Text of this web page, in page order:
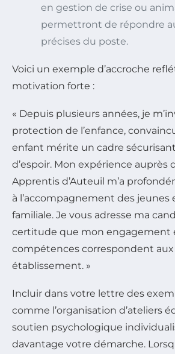
en gestion de crise ou
permettront de répondre
précises du poste.
Voici un exemple d’accroche
motivation forte :
« Depuis plusieurs années, je
protection de l’enfance,
enfant mérite un cadre
d’espoir. Mon expérience auprès
Apprentis d’Auteuil m’a
à l’accompagnement des jeunes
familiale. Je vous adresse ma
certitude que mon engagement
compétences correspondent
établissement. »
Incluir dans votre lettre des
comme l’organisation d’ateliers
soutien psychologique
davantage votre démarche.